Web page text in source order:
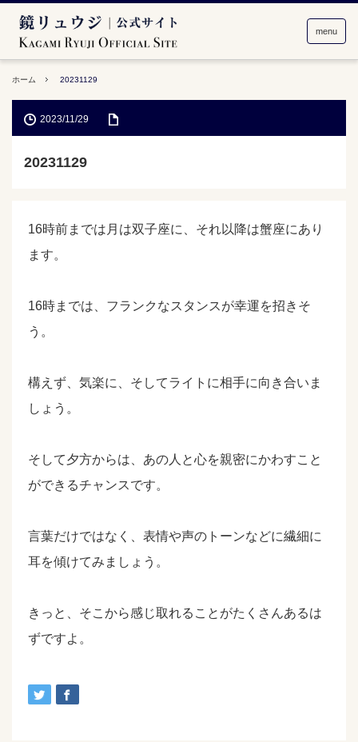
menu
ホーム 20231129
2023/11/29
20231129
16時前までは月は双子座に、それ以降は蟹座にあり
ます。
16時までは、フランクなスタンスが幸運を招きそ
う。
構えず、気楽に、そしてライトに相手に向き合いま
しょう。
そして夕方からは、あの人と心を親密にかわすこと
ができるチャンスです。
言葉だけではなく、表情や声のトーンなどに繊細に
耳を傾けてみましょう。
きっと、そこから感じ取れることがたくさんあるは
ずですよ。